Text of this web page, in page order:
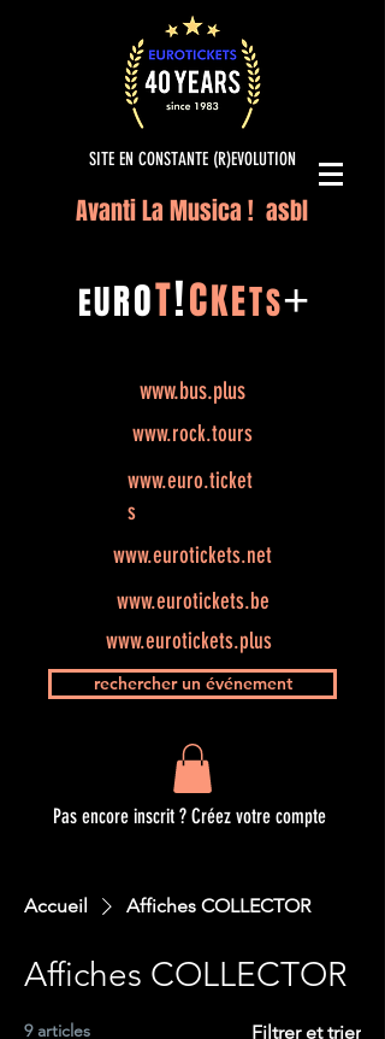
SITE EN CONSTANTE (R)EVOLUTION
Avanti La Musica ! asbl
EUROT!CKETS+
www.bus.plus
www.rock.tours
www.euro.ticket
s
www.eurotickets.net
www.eurotickets.be
www.eurotickets.plus
rechercher un événement
Pas encore inscrit ? Créez votre compte
Accueil Affiches COLLECTOR
Affiches COLLECTOR
9 articles Filtrer et trier